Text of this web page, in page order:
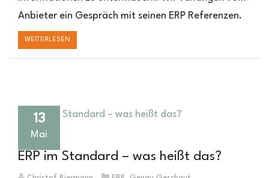
Anbieter ein Gespräch mit seinen ERP Referenzen.
WEITERLESEN
13
Mai
ERP im Standard – was heißt das?